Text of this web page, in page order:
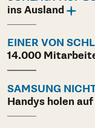
ins Ausland
EINER VON
14.000
SAMSUNG
Handys holen auf